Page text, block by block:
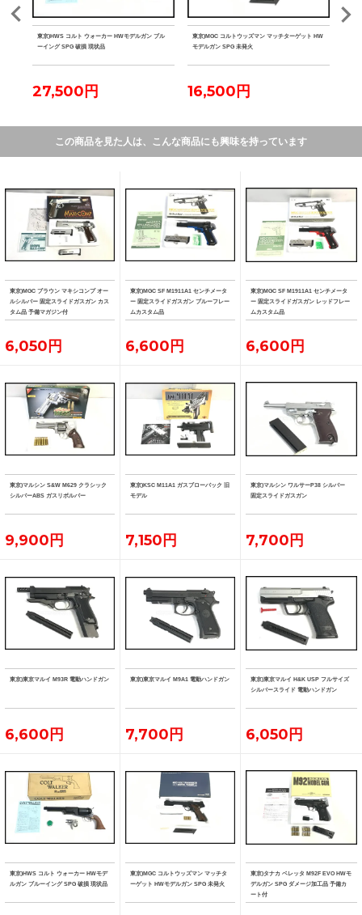
東京)HWS コルト ウォーカー HWモデルガン ブル
ーイング SPG 破損 現状品
27,500円
東京)MGC コルトウッズマン マッチターゲット HW
モデルガン SPG 未発火
16,500円
この商品を見た人は、こんな商品にも興味を持っています
東京)MGC ブラウン マキシコンプ オー
ルシルバー 固定スライドガスガン カス
タム品 予備マガジン付
6,050円
東京)MGC SF M1911A1 センチメータ
ー 固定スライドガスガン ブルーフレー
ムカスタム品
6,600円
東京)MGC SF M1911A1 センチメータ
ー 固定スライドガスガン レッドフレー
ムカスタム品
6,600円
東京)マルシン S&W M629 クラシック
シルバーABS ガスリボルバー
9,900円
東京)KSC M11A1 ガスブローバック 旧
モデル
7,150円
東京)マルシン ワルサーP38 シルバー
固定スライドガスガン
7,700円
東京)東京マルイ M93R 電動ハンドガン
6,600円
東京)東京マルイ M9A1 電動ハンドガン
7,700円
東京)東京マルイ H&K USP フルサイズ
シルバースライド 電動ハンドガン
6,050円
東京)HWS コルト ウォーカー HWモデ
ルガン ブルーイング SPG 破損 現状品
東京)MGC コルトウッズマン マッチタ
ーゲット HWモデルガン SPG 未発火
東京)タナカ ベレッタ M92F EVO HWモ
デルガン SPG ダメージ加工品 予備カ
ート付